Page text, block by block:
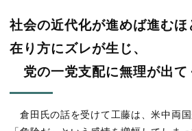
社会の近代化が進めば進む
在り方にズレが生じ、
党の一党支配に無理が出て
倉田氏の話を受けて工藤は、米中両国